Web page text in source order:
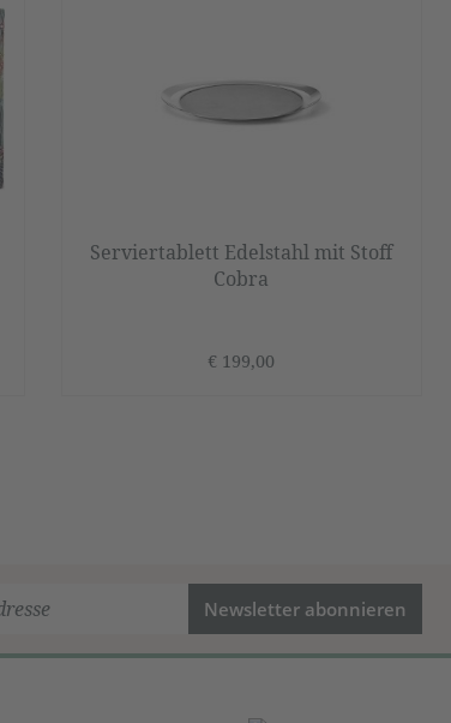
Serviertablett Edelstahl mit Stoff
Cobra
€ 199,00
Newsletter abonnieren